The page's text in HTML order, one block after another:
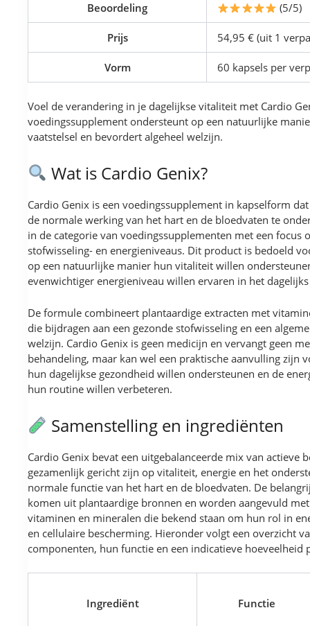
Beoordeling (5/5)
Prijs 54,95 € (uit 1
Vorm 60 kapsels per
Voel de verandering in je dagelijkse vitaliteit met Cardio
voedingssupplement ondersteunt op een natuurlijke
vaatstelsel en bevordert algeheel welzijn.
Wat is Cardio Genix?
Cardio Genix is een voedingssupplement in kapselform
de normale werking van het hart en de bloedvaten te
in de categorie van voedingssupplementen met een focus
stofwisseling- en energieniveaus. Dit product is bedoeld
op een natuurlijke manier hun vitaliteit willen
evenwichtiger energieniveau willen ervaren in het
De formule combineert plantaardige extracten met
die bijdragen aan een gezonde stofwisseling en een
welzijn. Cardio Genix is geen medicijn en vervangt geen
behandeling, maar kan wel een praktische aanvulling zijn
hun dagelijkse gezondheid willen ondersteunen en de
hun routine willen verbeteren.
Samenstelling en ingrediënten
Cardio Genix bevat een uitgebalanceerde mix van actieve
gezamenlijk gericht zijn op vitaliteit, energie en het
normale functie van het hart en de bloedvaten. De
komen uit plantaardige bronnen en worden aangevuld
vitaminen en mineralen die bekend staan om hun rol in
en cellulaire bescherming. Hieronder volgt een overzicht
componenten, hun functie en een indicatieve hoeveelheid
Ingrediënt Functie